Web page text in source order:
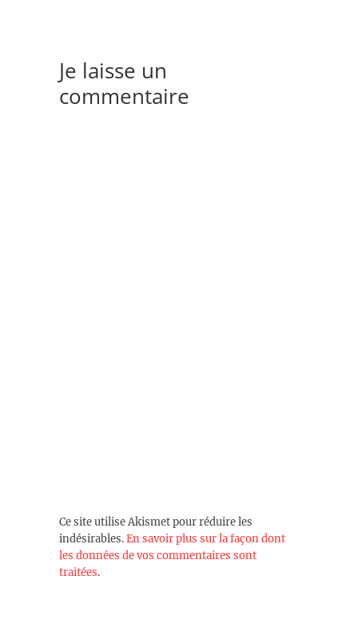
Je laisse un
commentaire
Ce site utilise Akismet pour réduire les
indésirables.En savoir plus sur la façon dont
les données de vos commentaires sont
traitées.